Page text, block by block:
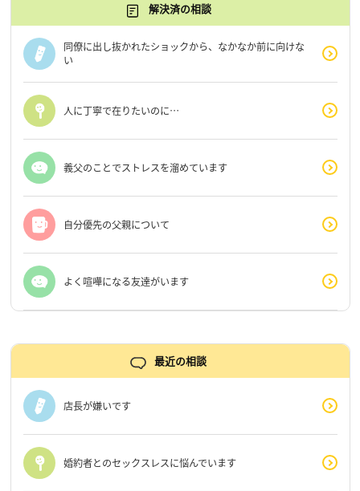
解決済の相談
同僚に出し抜かれたショックから、なかなか前に向けな
い
人に丁寧で在りたいのに…
義父のことでストレスを溜めています
自分優先の父親について
よく喧嘩になる友達がいます
最近の相談
店長が嫌いです
婚約者とのセックスレスに悩んでいます